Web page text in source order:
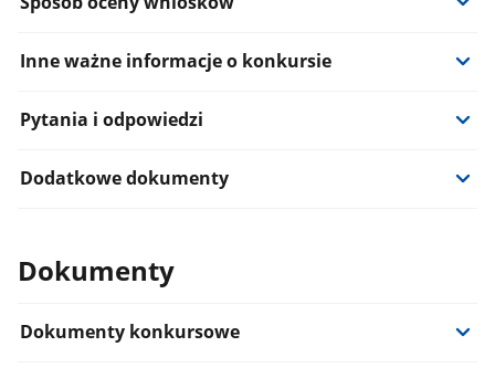
Inne ważne informacje o konkursie
Pytania i odpowiedzi
Dodatkowe dokumenty
Dokumenty
Dokumenty konkursowe